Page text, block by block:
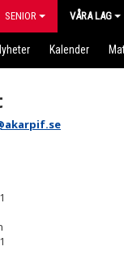
SENIOR VÅRA LAG
Kalender